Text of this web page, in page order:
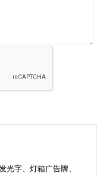
字、灯箱广告牌、